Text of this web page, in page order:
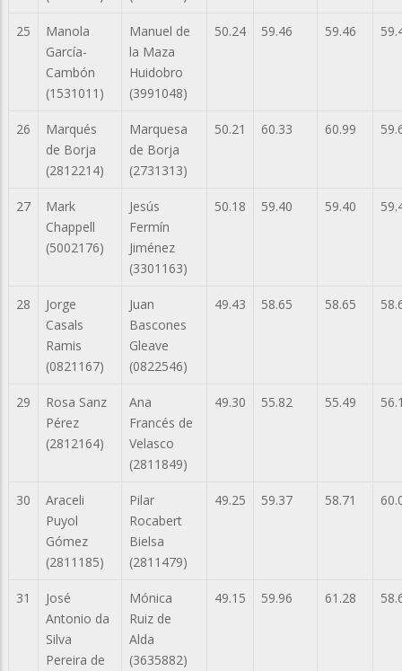
25
Manola
García-
Cambón
(1531011)
Manuel de
la Maza
Huidobro
(3991048)
50.24 59.46 59.46
26
Marqués
de Borja
(2812214)
Marquesa
de Borja
(2731313)
50.21 60.33 60.99
27
Mark
Chappell
(5002176)
Jesús
Fermín
Jiménez
(3301163)
50.18 59.40 59.40
28
Jorge
Casals
Ramis
(0821167)
Juan
Bascones
Gleave
(0822546)
49.43 58.65 58.65
29
Rosa Sanz
Pérez
(2812164)
Ana
Francés de
Velasco
(2811849)
49.30 55.82 55.49
30
Araceli
Puyol
Gómez
(2811185)
Pilar
Rocabert
Bielsa
(2811479)
49.25 59.37 58.71
31
José
Antonio da
Silva
Pereira de
Mónica
Ruiz de
Alda
(3635882)
49.15 59.96 61.28